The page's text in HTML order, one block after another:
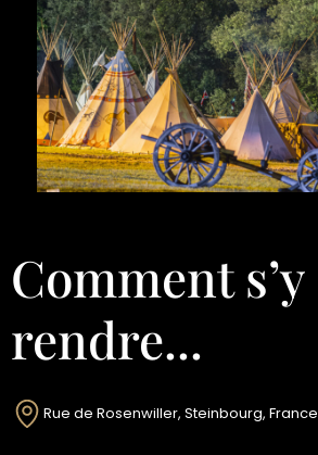
Comment s’y
rendre...
Rue de Rosenwiller, Steinbourg, France